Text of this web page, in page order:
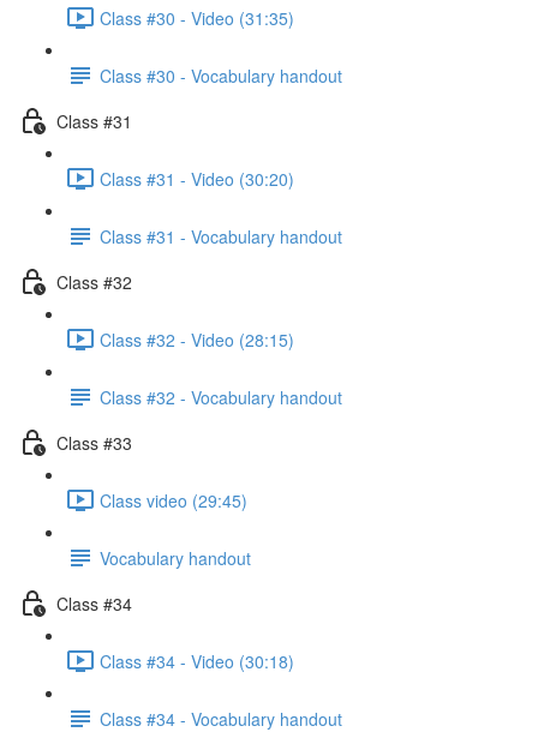
Class #30 - Video (31:35)
Class #30 - Vocabulary handout
Class #31
Class #31 - Video (30:20)
Class #31 - Vocabulary handout
Class #32
Class #32 - Video (28:15)
Class #32 - Vocabulary handout
Class #33
Class video (29:45)
Vocabulary handout
Class #34
Class #34 - Video (30:18)
Class #34 - Vocabulary handout